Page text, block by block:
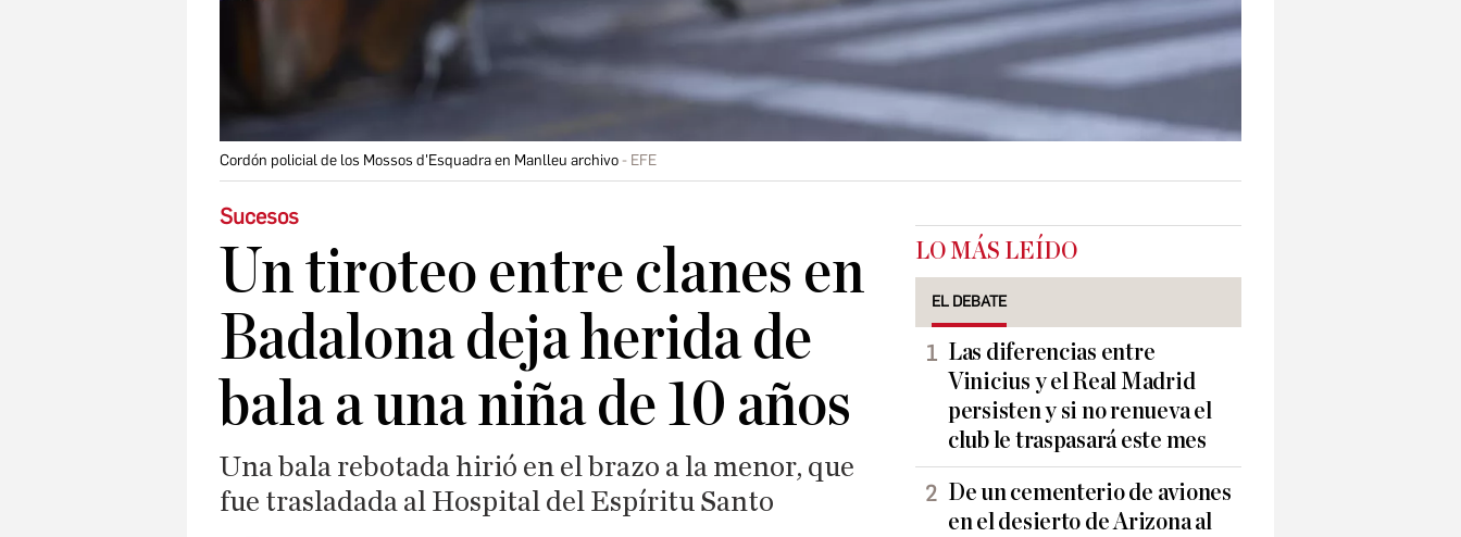
Cordón policial de los Mossos d'Esquadra en Manlleu archivo EFE
Sucesos
Un tiroteo entre clanes en
Badalona deja herida de
bala a una niña de 10 años
Una bala rebotada hirió en el brazo a la menor, que
fue trasladada al Hospital del Espíritu Santo
LO MÁS LEÍDO
EL DEBATE
Las diferencias entre
Vinicius y el Real Madrid
persisten y si no renueva el
club le traspasará este mes
De un cementerio de aviones
en el desierto de Arizona al